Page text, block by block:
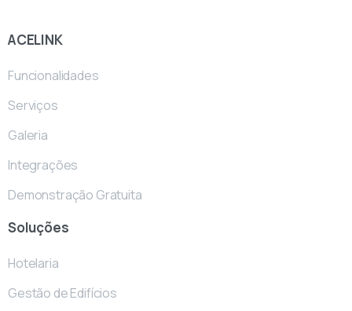
ACELINK
Funcionalidades
Serviços
Galeria
Integrações
Demonstração Gratuita
Soluções
Hotelaria
Gestão de Edifícios